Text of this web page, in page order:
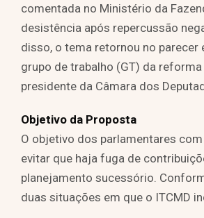
comentada no Ministério da
desistência após repercussão
disso, o tema retornou no parecer
grupo de trabalho (GT) da
presidente da Câmara dos
Objetivo da Proposta
O objetivo dos parlamentares
evitar que haja fuga de
planejamento sucessório.
duas situações em que o ITCMD